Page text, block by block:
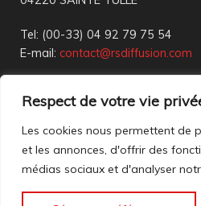
Respect de votre vie
Les cookies nous permettent de
et les annonces, d'offrir des
médias sociaux et d'analyser
Tel: (00-33) 04 92 79 75 54
E-mail: contact@rsdiffusion.com
18h00
Réception en magasin sur
Nous